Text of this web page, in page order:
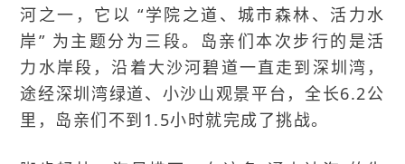
河之一，它以 “学院之道、城市森林、活力水
岸” 为主题分为三段。岛亲们本次步行的是活
力水岸段，沿着大沙河碧道一直走到深圳湾，
途经深圳湾绿道、小沙山观景平台，全长6.2公
里，岛亲们不到1.5小时就完成了挑战。